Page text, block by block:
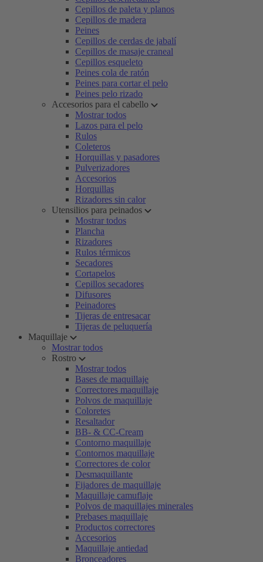
Cepillos de paleta y planos
Cepillos de madera
Peines
Cepillos de cerdas de jabalí
Cepillos de masaje craneal
Cepillos esqueleto
Peines cola de ratón
Peines para cortar el pelo
Peines pelo rizado
Accesorios para el cabello
Mostrar todos
Lazos para el pelo
Rulos
Coleteros
Horquillas y pasadores
Pulverizadores
Accesorios
Horquillas
Rizadores sin calor
Utensilios para peinados
Mostrar todos
Plancha
Rizadores
Rulos térmicos
Secadores
Cortapelos
Cepillos secadores
Difusores
Peinadores
Tijeras de entresacar
Tijeras de peluquería
Maquillaje
Mostrar todos
Rostro
Mostrar todos
Bases de maquillaje
Correctores maquillaje
Polvos de maquillaje
Coloretes
Resaltador
BB- & CC-Cream
Contorno maquillaje
Contornos maquillaje
Correctores de color
Desmaquillante
Fijadores de maquillaje
Maquillaje camuflaje
Polvos de maquillajes minerales
Prebases maquillaje
Productos correctores
Accesorios
Maquillaje antiedad
Bronceadores